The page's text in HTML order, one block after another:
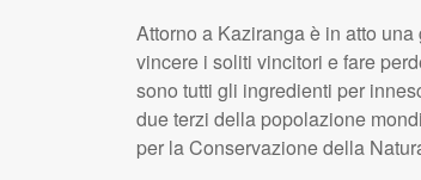
Attorno a Kaziranga è in atto
vincere i soliti vincitori e fare
sono tutti gli ingredienti per
due terzi della popolazione
per la Conservazione della